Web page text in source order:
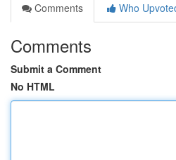
Comments
Who
Comments
Submit a Comment
No HTML